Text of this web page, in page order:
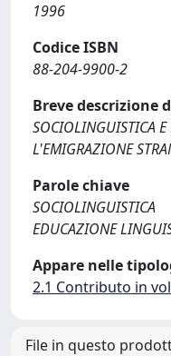
1996
Codice ISBN
88-204-9900-2
Breve descrizione
SOCIOLINGUISTICA
L'EMIGRAZIONE
Parole chiave
SOCIOLINGUISTICA
EDUCAZIONE
Appare nelle
2.1 Contributo in
File in questo